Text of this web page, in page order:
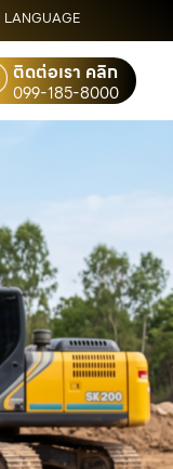
LANGUAGE
ติดต่อเรา คลิก
099-185-8000